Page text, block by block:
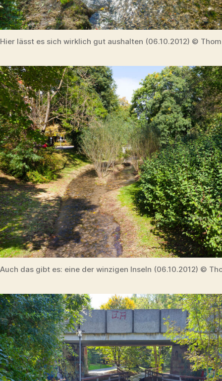
Hier lässt es sich wirklich gut aushalten (06.10.2012) ©
Auch das gibt es: eine der winzigen Inseln (06.10.2012) ©